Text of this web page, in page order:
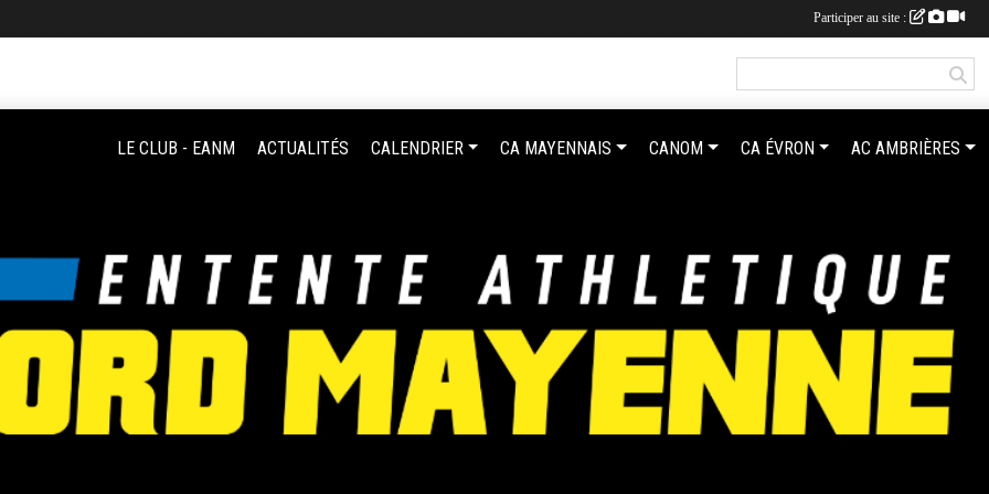
LE CLUB - EANM ACTUALITÉS CALENDRIER CA MAYENNAIS CANOM CA ÉVRON AC AMBRIÈRES
Participer au site :